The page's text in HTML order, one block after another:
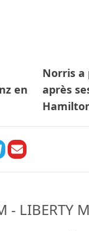
en
Norris a
après
- LIBERTY